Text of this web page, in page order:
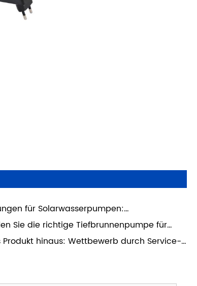
für Solarwasserpumpen:
Viehzucht und Heimgebrauch
Sie die richtige Tiefbrunnenpumpe für
aus?
Produkt hinaus: Wettbewerb durch Service-